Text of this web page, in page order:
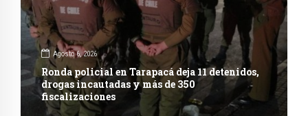
Agosto 6, 2026
Ronda policial en Tarapacá deja 11 detenidos,
drogas incautadas y más de 350
fiscalizaciones